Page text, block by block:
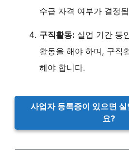
수급 자격 여부가 결정
구직활동: 실업 기간 동
활동을 해야 하며, 구직
해야 합니다.
사업자 등록증이 있으면
요?